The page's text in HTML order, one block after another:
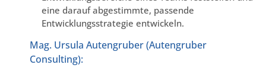
eine darauf abgestimmte, passende
Entwicklungsstrategie entwickeln.
Mag. Ursula Autengruber (Autengruber
Consulting):